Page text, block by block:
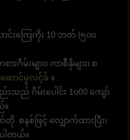
င်းကြေကိုး 10 ဘတ် (၅၀၀
းဂိမ်းများ၊ ကာစီနိုများ၊ စ
ဆောင်မှုလင့်ခ် ။
းသည် ဂိမ်းပေါင်း 1၀00 ကျော်
။
စနစ်ဖြင့် လျှောက်ထားပြီး၊
ါတယ်။